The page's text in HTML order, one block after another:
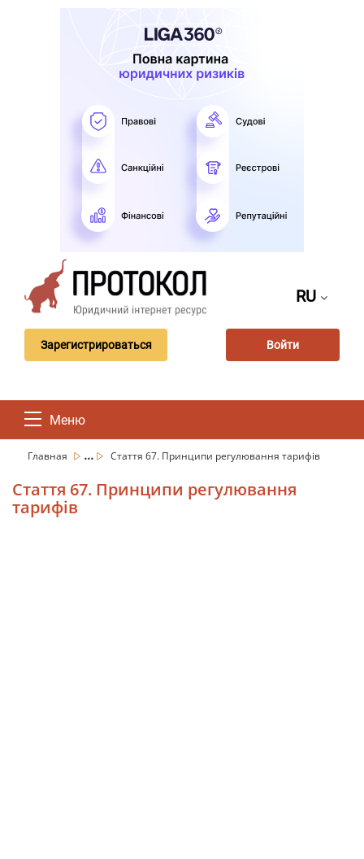
RU
Зарегистрироваться Войти
Меню
Главная ... Стаття 67. Принципи регулювання тарифів
Стаття 67. Принципи регулювання
тарифів